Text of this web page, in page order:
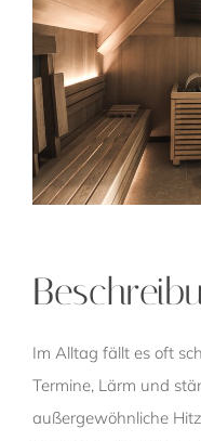
Im Alltag fällt es oft
Termine, Lärm und
außergewöhnliche